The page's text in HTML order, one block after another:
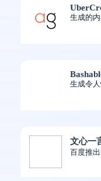
生成的
生成令人
文心一
百度推